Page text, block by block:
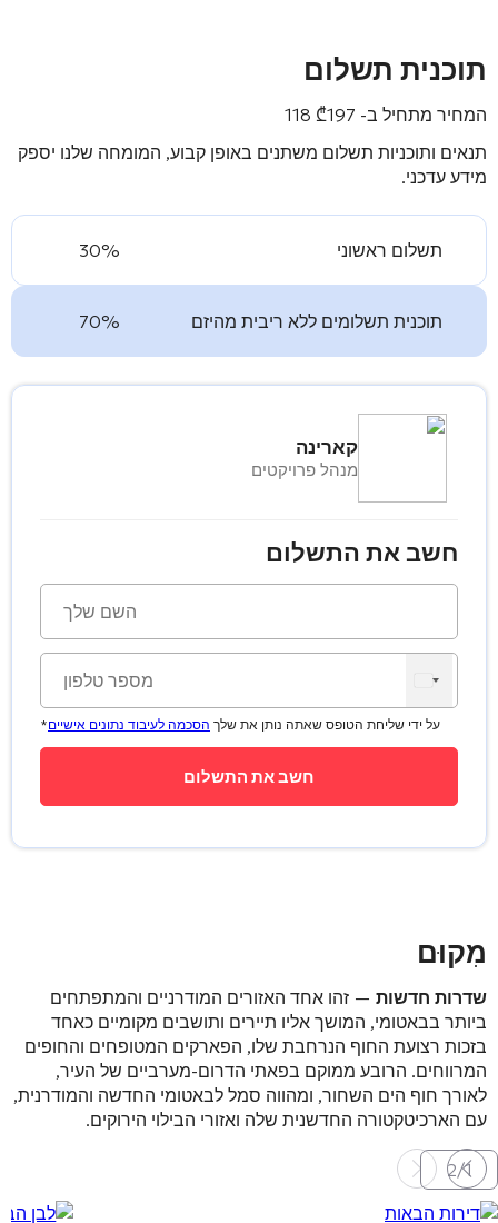
תוכנית תשלום
המחיר מתחיל ב- ₾197 118
תנאים ותוכניות תשלום משתנים באופן קבוע, המומחה שלנו יספק
מידע עדכני.
תשלום ראשוני 30%
תוכנית תשלומים ללא ריבית מהיזם 70%
קארינה
מנהל פרויקטים
חשב את התשלום
*על ידי שליחת הטופס שאתה נותן את שלך הסכמה לעיבוד נתונים אישיים
מִקוּם
שדרות חדשות — זהו אחד האזורים המודרניים והמתפתחים
ביותר בבאטומי, המושך אליו תיירים ותושבים מקומיים כאחד
בזכות רצועת החוף הנרחבת שלו, הפארקים המטופחים והחופים
המרווחים. הרובע ממוקם בפאתי הדרום-מערביים של העיר,
לאורך חוף הים השחור, ומהווה סמל לבאטומי החדשה והמודרנית,
עם הארכיטקטורה החדשנית שלה ואזורי הבילוי הירוקים.
1
/
2